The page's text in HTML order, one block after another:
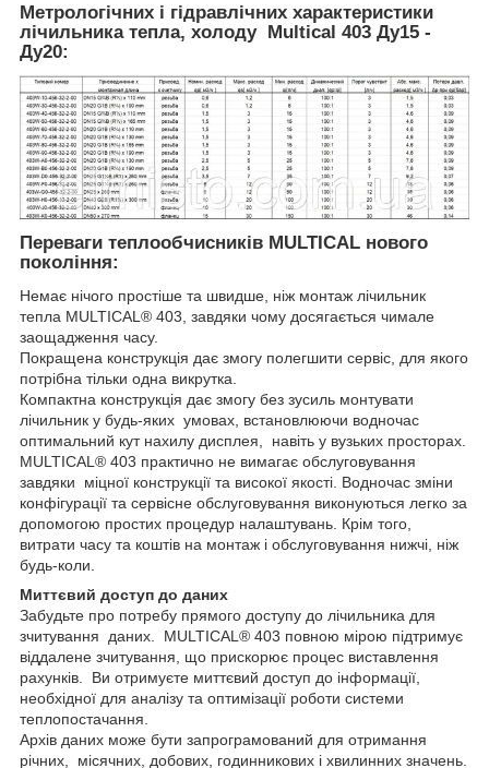
Метрологічних і гідравлічних характеристики
лічильника тепла, холоду Multical 403 Ду15 -
Ду20:
Переваги теплообчисників MULTICAL нового
покоління:
Немає нічого простіше та швидше, ніж монтаж лічильник
тепла MULTICAL® 403, завдяки чому досягається чимале
заощадження часу.
Покращена конструкція дає змогу полегшити сервіс, для якого
потрібна тільки одна викрутка.
Компактна конструкція дає змогу без зусиль монтувати
лічильник у будь-яких умовах, встановлюючи водночас
оптимальний кут нахилу дисплея, навіть у вузьких просторах.
MULTICAL® 403 практично не вимагає обслуговування
завдяки міцної конструкції та високої якості. Водночас зміни
конфігурації та сервісне обслуговування виконуються легко за
допомогою простих процедур налаштувань. Крім того,
витрати часу та коштів на монтаж і обслуговування нижчі, ніж
будь-коли.
Миттєвий доступ до даних
Забудьте про потребу прямого доступу до лічильника для
зчитування даних. MULTICAL® 403 повною мірою підтримує
віддалене зчитування, що прискорює процес виставлення
рахунків. Ви отримуєте миттєвий доступ до інформації,
необхідної для аналізу та оптимізації роботи системи
теплопостачання.
Архів даних може бути запрограмований для отримання
річних, місячних, добових, годинникових і хвилинних значень.